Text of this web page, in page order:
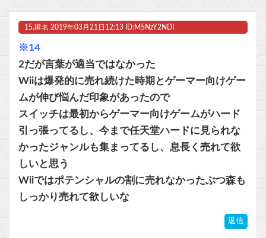
15. 匿名 2019年03月21日12:13 ID:M5NzY2NDI
※14
2だが言葉が適当ではなかった
Wiiは爆発的に売れ続けた時期とゲーマー向けゲー
ムが伸び悩んだ印象があったので
スイッチは最初からゲーマー向けゲームがハード
引っ張ってるし、今まで任天堂ハードに見られな
かったジャンルも集まってるし、息長く売れて欲
しいと思う
Wiiではポテンシャルの割に売れなかったぶつ森も
しっかり売れて欲しいな
返信